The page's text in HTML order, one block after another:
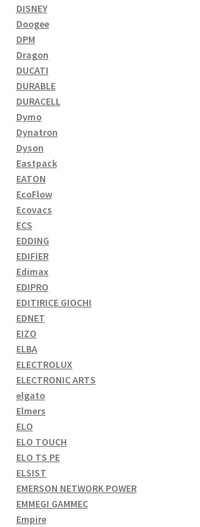
DISNEY
Doogee
DPM
Dragon
DUCATI
DURABLE
DURACELL
Dymo
Dynatron
Dyson
Eastpack
EATON
EcoFlow
Ecovacs
ECS
EDDING
EDIFIER
Edimax
EDIPRO
EDITIRICE GIOCHI
EDNET
EIZO
ELBA
ELECTROLUX
ELECTRONIC ARTS
elgato
Elmers
ELO
ELO TOUCH
ELO TS PE
ELSIST
EMERSON NETWORK POWER
EMMEGI GAMMEC
Empire